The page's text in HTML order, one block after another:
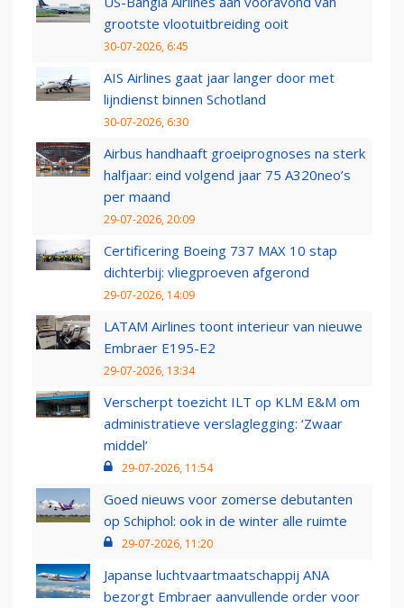
grootste vlootuitbreiding ooit
30-07-2026, 6:45
AIS Airlines gaat jaar langer door met
lijndienst binnen Schotland
30-07-2026, 6:30
Airbus handhaaft groeiprognoses na sterk
halfjaar: eind volgend jaar 75 A320neo’s
per maand
29-07-2026, 20:09
Certificering Boeing 737 MAX 10 stap
dichterbij: vliegproeven afgerond
29-07-2026, 14:09
LATAM Airlines toont interieur van nieuwe
Embraer E195-E2
29-07-2026, 13:34
Verscherpt toezicht ILT op KLM E&M om
administratieve verslaglegging: ‘Zwaar
middel’
29-07-2026, 11:54
Goed nieuws voor zomerse debutanten
op Schiphol: ook in de winter alle ruimte
29-07-2026, 11:20
Japanse luchtvaartmaatschappij ANA
bezorgt Embraer aanvullende order voor